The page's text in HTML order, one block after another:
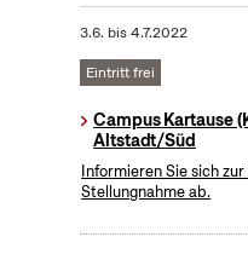
3.6. bis4.7.2022
Eintritt frei
Campus Kartause
Altstadt/Süd
Informieren Sie sich
Stellungnahme ab.